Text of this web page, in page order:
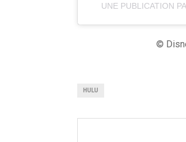
UNE PUBLICATION
©
HULU